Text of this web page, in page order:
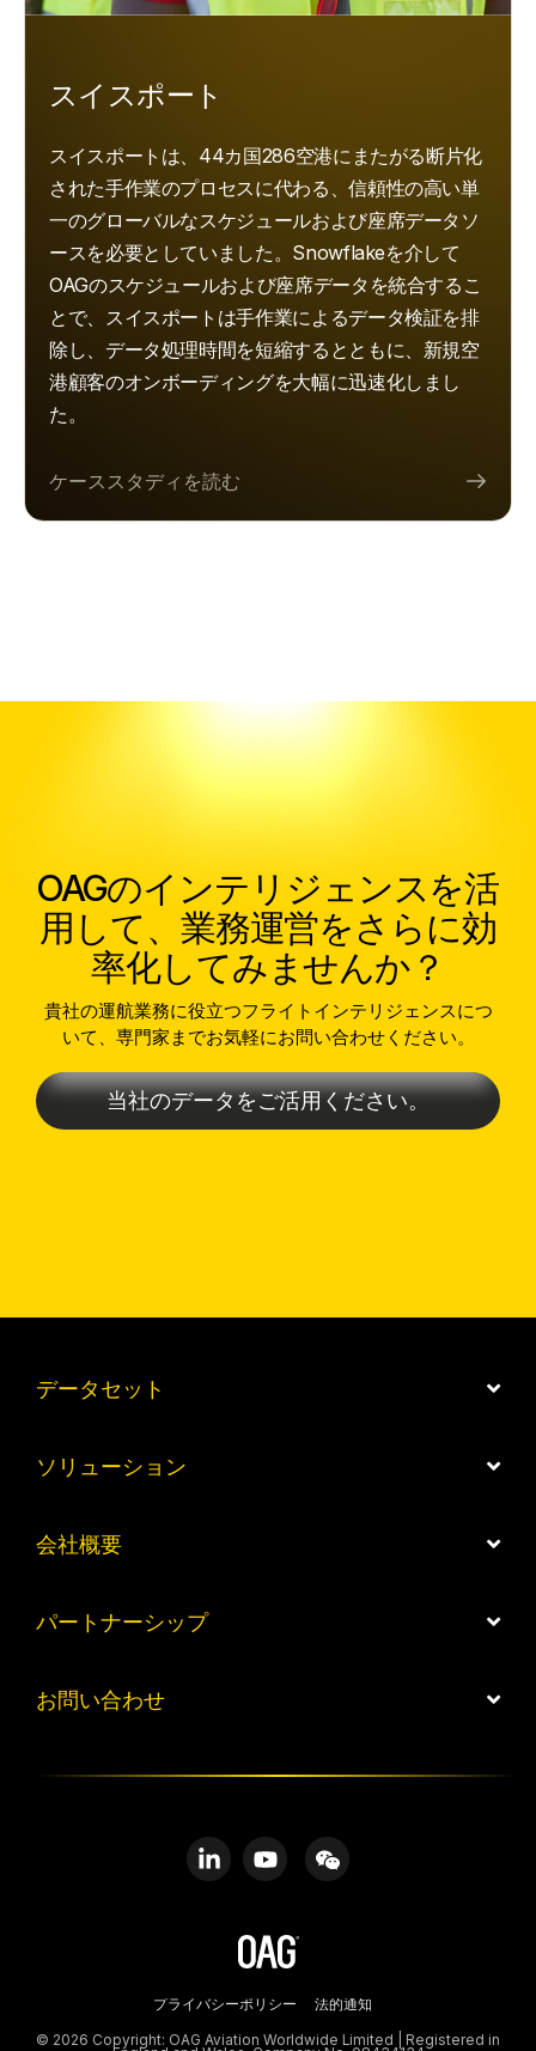
スイスポート
スイスポートは、44カ国286空港にまたがる断片化
された手作業のプロセスに代わる、信頼性の高い単
一のグローバルなスケジュールおよび座席データソ
ースを必要としていました。Snowflakeを介して
OAGのスケジュールおよび座席データを統合するこ
とで、スイスポートは手作業によるデータ検証を排
除し、データ処理時間を短縮するとともに、新規空
港顧客のオンボーディングを大幅に迅速化しまし
た。
ケーススタディを読む
OAGのインテリジェンスを活
用して、業務運営をさらに効
率化してみませんか？
貴社の運航業務に役立つフライトインテリジェンスにつ
いて、専門家までお気軽にお問い合わせください。
当社のデータをご活用ください。
データセット
ソリューション
会社概要
パートナーシップ
お問い合わせ
プライバシーポリシー 法的通知
© 2026 Copyright: OAG Aviation Worldwide Limited | Registered in
LinkedinYouTubeWeChat